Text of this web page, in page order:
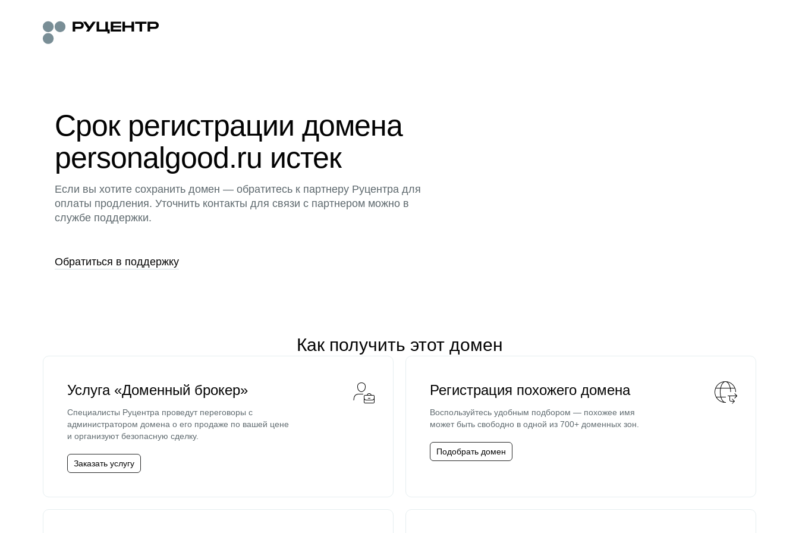
Срок регистрации домена
personalgood.ru истек
Если вы хотите сохранить домен — обратитесь к партнеру Руцентра для
оплаты продления. Уточнить контакты для связи с партнером можно в
службе поддержки.
Обратиться в поддержку
Как получить этот домен
Услуга «Доменный брокер»
Специалисты Руцентра проведут переговоры с
администратором домена о его продаже по вашей цене
и организуют безопасную сделку.
Заказать услугу
Регистрация похожего домена
Воспользуйтесь удобным подбором — похожее имя
может быть свободно в одной из 700+ доменных зон.
Подобрать домен